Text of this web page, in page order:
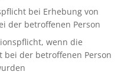
bei Erhebung von
der betroffenen Person
wenn die
bei der betroffenen Person